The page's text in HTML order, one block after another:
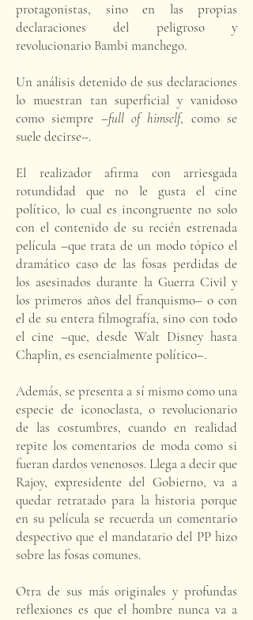
protagonistas, sino en las propias
declaraciones del peligroso y
revolucionario Bambi manchego.
Un análisis detenido de sus declaraciones
lo muestran tan superficial y vanidoso
como siempre –full of himself, como se
suele decirse–.
El realizador afirma con arriesgada
rotundidad que no le gusta el cine
político, lo cual es incongruente no solo
con el contenido de su recién estrenada
película –que trata de un modo tópico el
dramático caso de las fosas perdidas de
los asesinados durante la Guerra Civil y
los primeros años del franquismo– o con
el de su entera filmografía, sino con todo
el cine –que, desde Walt Disney hasta
Chaplin, es esencialmente político–.
Además, se presenta a sí mismo como una
especie de iconoclasta, o revolucionario
de las costumbres, cuando en realidad
repite los comentarios de moda como si
fueran dardos venenosos. Llega a decir que
Rajoy, expresidente del Gobierno, va a
quedar retratado para la historia porque
en su película se recuerda un comentario
despectivo que el mandatario del PP hizo
sobre las fosas comunes.
Otra de sus más originales y profundas
reflexiones es que el hombre nunca va a